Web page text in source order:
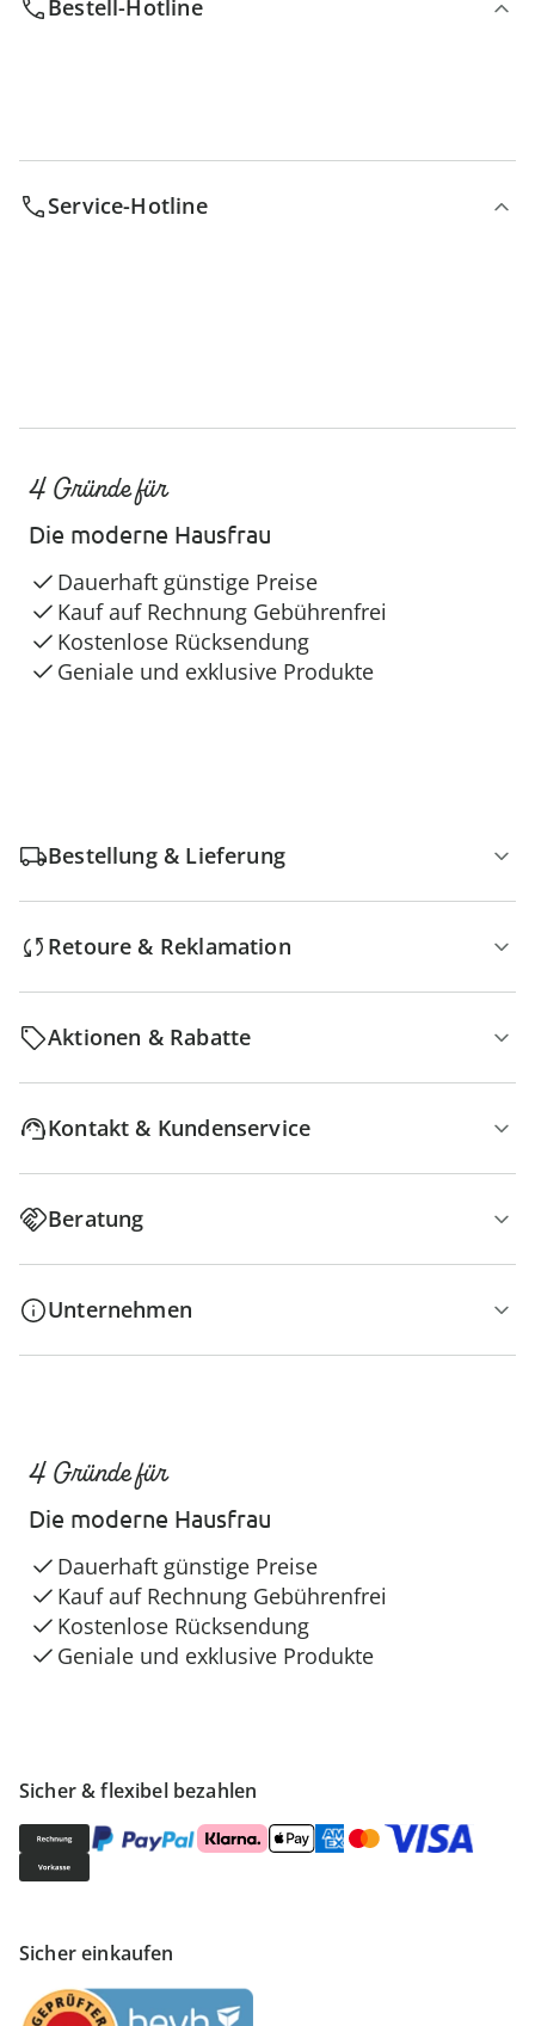
Bestell-Hotline
Service-Hotline
4 Gründe für
Die moderne Hausfrau
Dauerhaft günstige Preise
Kauf auf Rechnung Gebührenfrei
Kostenlose Rücksendung
Geniale und exklusive Produkte
Bestellung & Lieferung
Retoure & Reklamation
Aktionen & Rabatte
Kontakt & Kundenservice
Beratung
Unternehmen
Sicher & flexibel bezahlen
Sicher einkaufen
4 Gründe für
Die moderne Hausfrau
Dauerhaft günstige Preise
Kauf auf Rechnung Gebührenfrei
Kostenlose Rücksendung
Geniale und exklusive Produkte